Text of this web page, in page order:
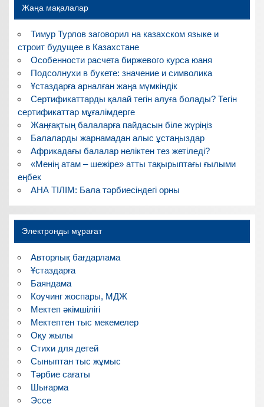
Жаңа мақалалар
Тимур Турлов заговорил на казахском языке и
строит будущее в Казахстане
Особенности расчета биржевого курса юаня
Подсолнухи в букете: значение и символика
Ұстаздарға арналған жаңа мүмкіндік
Сертификаттарды қалай тегін алуға болады? Тегін
сертификаттар мұғалімдерге
Жаңғақтың балаларға пайдасын біле жүріңіз
Балаларды жарнамадан алыс ұстаңыздар
Африкадағы балалар неліктен тез жетіледі?
«Менің атам – шежіре» атты тақырыптағы ғылыми
еңбек
АНА ТІЛІМ: Бала тәрбиесіндегі орны
Электронды мұрағат
Авторлық бағдарлама
Ұстаздарға
Баяндама
Коучинг жоспары, МДЖ
Мектеп әкімшілігі
Мектептен тыс мекемелер
Оқу жылы
Стихи для детей
Сыныптан тыс жұмыс
Тәрбие сағаты
Шығарма
Эссе